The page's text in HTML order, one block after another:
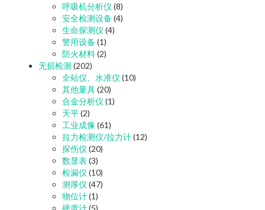
呼吸机分析仪 (8)
安全检测设备 (4)
生命探测仪 (4)
警用设备 (1)
防火材料(2)
无损检测 (202)
全站仪、水准仪 (10)
其他量具(20)
合金分析仪 (1)
天平(2)
工业成像 (61)
拉力检测仪/拉力计(12)
探伤仪 (20)
数显表(3)
检漏仪 (10)
测厚仪 (47)
物位计(1)
硬度计(5)